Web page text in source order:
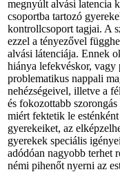
megnyúlt alvási latencia
csoportba tartozó
kontrollcsoport tagjai. A
ezzel a tényezővel
alvási látenciája. Ennek
hiánya lefekvéskor, vagy
problematikus nappali
nehézségeivel, illetve a
és fokozottabb
miért fektetik le
gyerekeiket, az
gyerekek speciális
adódóan nagyobb terhet
némi pihenőt nyerni az